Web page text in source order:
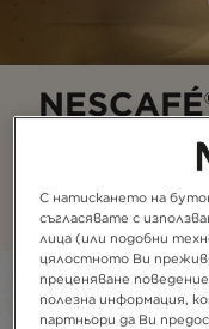
Нашата
Filter
С натискането на
съгласявате с
лица (или подобни
цялостното Ви
преценяване
полезна информация,
партньори да Ви